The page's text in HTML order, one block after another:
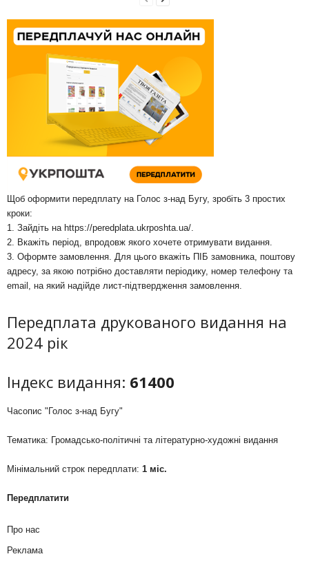
Щоб оформити передплату на Голос з-над Бугу, зробіть 3 простих
кроки:
1. Зайдіть на https://peredplata.ukrposhta.ua/.
2. Вкажіть період, впродовж якого хочете отримувати видання.
3. Оформте замовлення. Для цього вкажіть ПІБ замовника, поштову
адресу, за якою потрібно доставляти періодику, номер телефону та
email, на який надійде лист-підтвердження замовлення.
Передплата друкованого видання на
2024 рік
Індекс видання: 61400
Часопис "Голос з-над Бугу"
Тематика: Громадсько-політичні та літературно-художні видання
Мінімальний строк передплати: 1 міс.
Передплатити
Про нас
Реклама